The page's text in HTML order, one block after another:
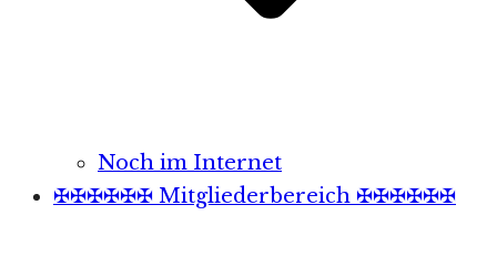
Noch im Internet
✠✠✠✠✠✠ Mitgliederbereich ✠✠✠✠✠✠